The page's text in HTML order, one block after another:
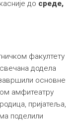
до среде,
факултету
додела
основне
амфитеатру
пријатеља,
поделили